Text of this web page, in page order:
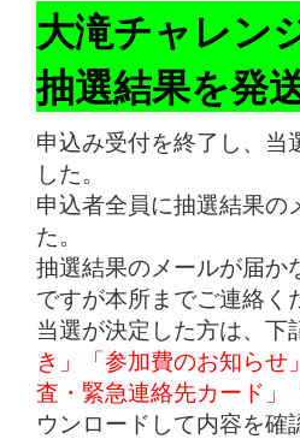
大滝チャレン
抽選結果を発
申込み受付を終了し、当
した。
申込者全員に抽選結果の
た。
抽選結果のメールが届か
ですが本所までご連絡く
当選が決定した方は、下
き」「参加費のお知らせ
査・緊急連絡先カード」
ウンロードして内容を確